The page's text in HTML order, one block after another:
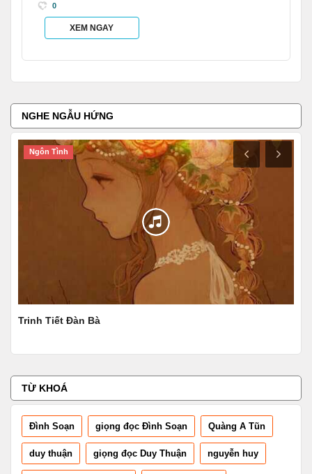
0
XEM NGAY
NGHE NGẪU HỨNG
Truyện Ma
Đòi Nợ Máu 2: Pháp Sư Đen
TỪ KHOÁ
Đình Soạn giọng đọc Đình Soạn Quàng A Tũn
duy thuận giọng đọc Duy Thuận nguyễn huy